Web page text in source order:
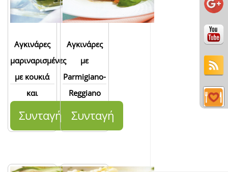
Αγκινάρες
μαριναρισμένες
με κουκιά
και
Pecorino
Συνταγή
Αγκινάρες
με
Parmigiano-
Reggiano
Συνταγή